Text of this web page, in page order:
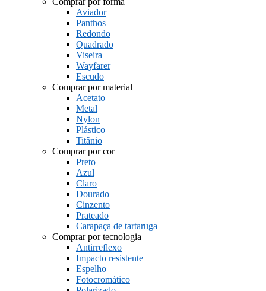
Aviador
Panthos
Redondo
Quadrado
Viseira
Wayfarer
Escudo
Comprar por material
Acetato
Metal
Nylon
Plástico
Titânio
Comprar por cor
Preto
Azul
Claro
Dourado
Cinzento
Prateado
Carapaça de tartaruga
Comprar por tecnologia
Antirreflexo
Impacto resistente
Espelho
Fotocromático